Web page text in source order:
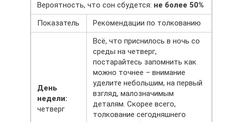
Вероятность, что сон сбудется: не более 50%
Показатель
Рекомендации по толкованию
День
недели:
четверг
Всё, что приснилось в ночь со
среды на четверг,
постарайтесь запомнить как
можно точнее – внимание
уделите небольшим, на первый
взгляд, малозначимым
деталям. Скорее всего,
толкование сегодняшнего